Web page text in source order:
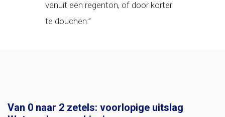
vanuit een regenton, of door korter
te douchen.”
Van 0 naar 2 zetels: voorlopige uitslag